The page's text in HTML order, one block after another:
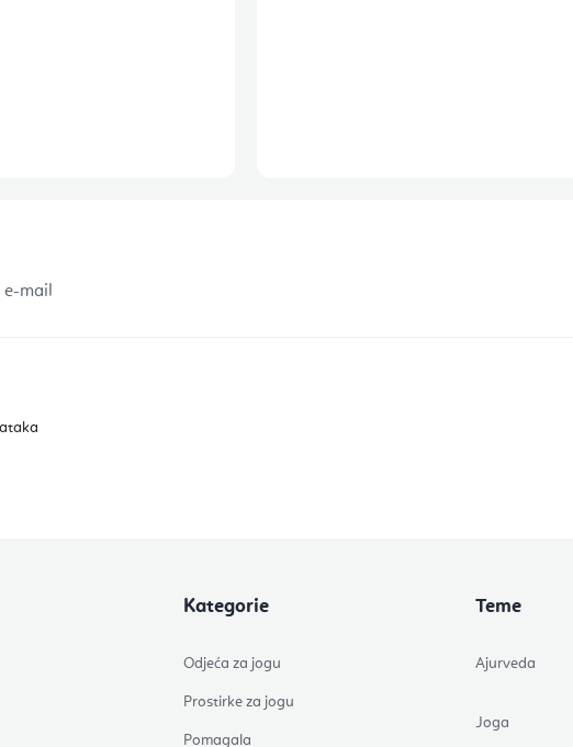
e-mail
Kategorie
Odjeća za jogu
Prostirke za jogu
Pomagala
Teme
Ajurveda
Joga